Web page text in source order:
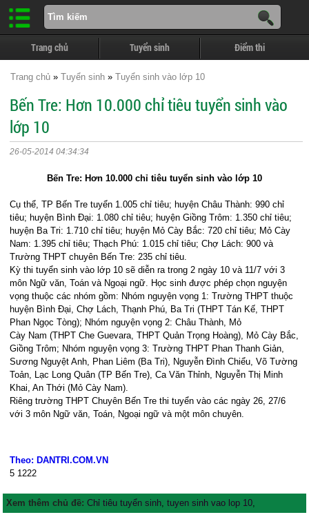
Trang chủ Tuyển sinh Điểm thi
Trang chủ » Tuyển sinh » Tuyển sinh vào lớp 10
Bến Tre: Hơn 10.000 chỉ tiêu tuyển sinh vào
lớp 10
26-05-2014 04:34:34
Bến Tre: Hơn 10.000 chỉ tiêu tuyển sinh vào lớp 10
Cụ thể, TP Bến Tre tuyển 1.005 chỉ tiêu; huyện Châu Thành: 990 chỉ
tiêu; huyện Bình Đại: 1.080 chỉ tiêu; huyện Giồng Trôm: 1.350 chỉ tiêu;
huyện Ba Tri: 1.710 chỉ tiêu; huyện Mỏ Cày Bắc: 720 chỉ tiêu; Mỏ Cày
Nam: 1.395 chỉ tiêu; Thạch Phú: 1.015 chỉ tiêu; Chợ Lách: 900 và
Trường THPT chuyên Bến Tre: 235 chỉ tiêu.
Kỳ thi tuyển sinh vào lớp 10 sẽ diễn ra trong 2 ngày 10 và 11/7 với 3
môn Ngữ văn, Toán và Ngoại ngữ. Học sinh được phép chọn nguyện
vọng thuộc các nhóm gồm: Nhóm nguyện vọng 1: Trường THPT thuộc
huyện Bình Đại, Chợ Lách, Thạnh Phú, Ba Tri (THPT Tán Kế, THPT
Phan Ngọc Tòng); Nhóm nguyện vọng 2: Châu Thành, Mỏ
Cày Nam (THPT Che Guevara, THPT Quản Trọng Hoàng), Mỏ Cày Bắc,
Giồng Trôm; Nhóm nguyện vọng 3: Trường THPT Phan Thanh Giản,
Sương Nguyệt Anh, Phan Liêm (Ba Tri), Nguyễn Đình Chiểu, Võ Tường
Toản, Lạc Long Quân (TP Bến Tre), Ca Văn Thỉnh, Nguyễn Thị Minh
Khai, An Thới (Mỏ Cày Nam).
Riêng trường THPT Chuyên Bến Tre thi tuyển vào các ngày 26, 27/6
với 3 môn Ngữ văn, Toán, Ngoại ngữ và một môn chuyên.
Theo: DANTRI.COM.VN
5 1222
Xem thêm chủ đề:Chỉ tiêu tuyển sinh,tuyen sinh vao lop 10,